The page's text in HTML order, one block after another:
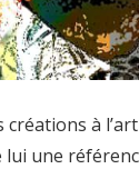
créations à
une